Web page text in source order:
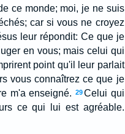
ce monde; moi, je ne suis
car si vous ne croyez
leur répondit: Ce que je
en vous; mais celui qui
point qu'il leur parlait
vous connaîtrez ce que je
m'a enseigné. 29Celui qui
ce qui lui est agréable.